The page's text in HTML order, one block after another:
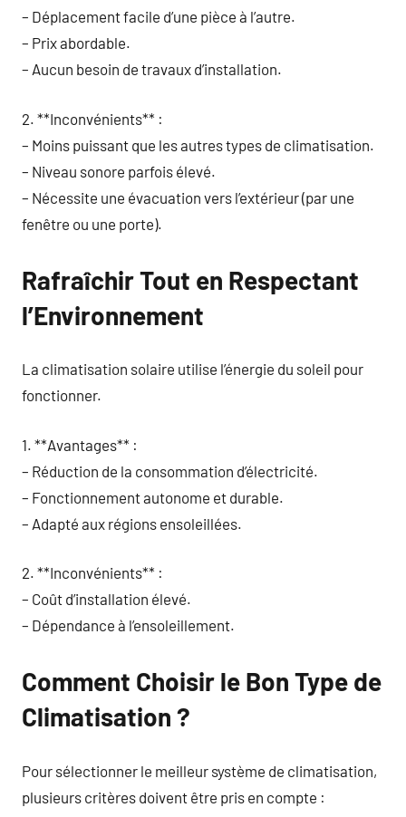
– Déplacement facile d’une pièce à l’autre.
– Prix abordable.
– Aucun besoin de travaux d’installation.
2. **Inconvénients** :
– Moins puissant que les autres types de climatisation.
– Niveau sonore parfois élevé.
– Nécessite une évacuation vers l’extérieur (par une
fenêtre ou une porte).
Rafraîchir Tout en Respectant
l’Environnement
La climatisation solaire utilise l’énergie du soleil pour
fonctionner.
1. **Avantages** :
– Réduction de la consommation d’électricité.
– Fonctionnement autonome et durable.
– Adapté aux régions ensoleillées.
2. **Inconvénients** :
– Coût d’installation élevé.
– Dépendance à l’ensoleillement.
Comment Choisir le Bon Type de
Climatisation ?
Pour sélectionner le meilleur système de climatisation,
plusieurs critères doivent être pris en compte :